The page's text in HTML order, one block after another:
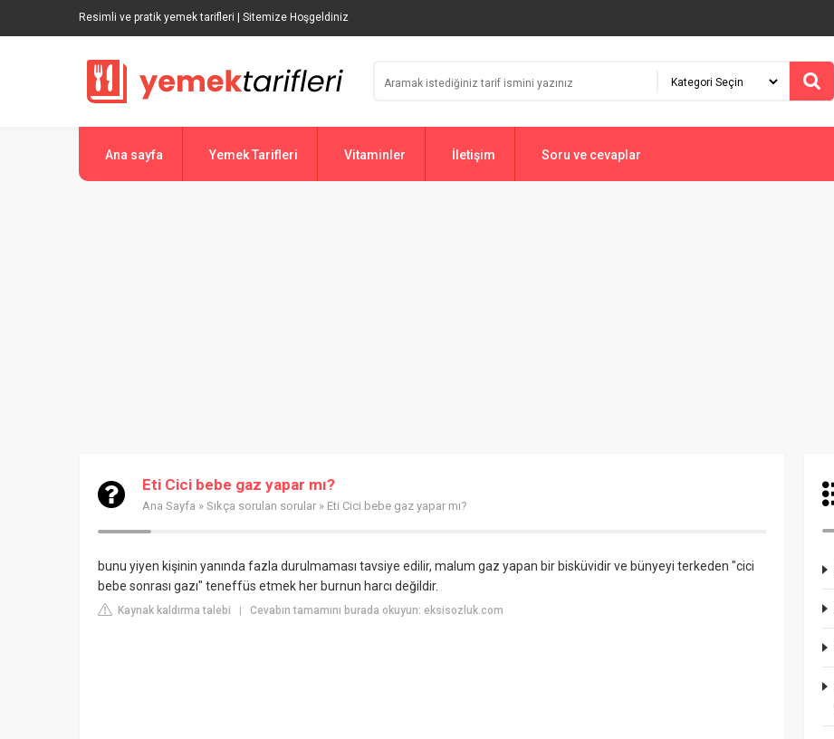
Resimli ve pratik yemek tarifleri | Sitemize Hoşgeldiniz
Ana sayfa Yemek Tarifleri Vitaminler İletişim Soru ve cevaplar
Eti Cici bebe gaz yapar mı?
Ana Sayfa » Sıkça sorulan sorular » Eti Cici bebe gaz yapar mı?
bunu yiyen kişinin yanında fazla durulmaması tavsiye edilir, malum gaz yapan bir bisküvidir ve bünyeyi terkeden "cici
bebe sonrası gazı" teneffüs etmek her burnun harcı değildir.
Kaynak kaldırma talebi | Cevabın tamamını burada okuyun: eksisozluk.com